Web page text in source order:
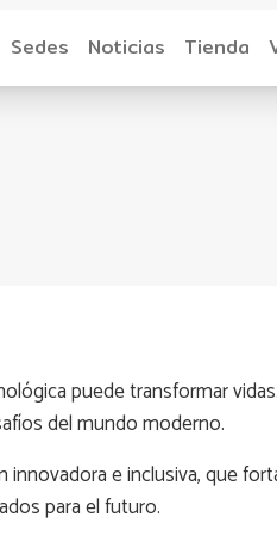
Sedes Noticias Tienda
puede transformar
del mundo moderno.
e inclusiva, que
para el futuro.